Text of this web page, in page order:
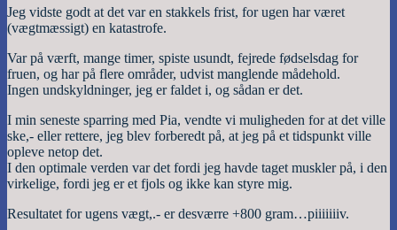
Jeg vidste godt at det var en stakkels frist, for ugen har været
(vægtmæssigt) en katastrofe.
Var på værft, mange timer, spiste usundt, fejrede fødselsdag for
fruen, og har på flere områder, udvist manglende mådehold.
Ingen undskyldninger, jeg er faldet i, og sådan er det.
I min seneste sparring med Pia, vendte vi muligheden for at det ville
ske,- eller rettere, jeg blev forberedt på, at jeg på et tidspunkt ville
opleve netop det.
I den optimale verden var det fordi jeg havde taget muskler på, i den
virkelige, fordi jeg er et fjols og ikke kan styre mig.
Resultatet for ugens vægt,.- er desværre +800 gram…piiiiiiiv.